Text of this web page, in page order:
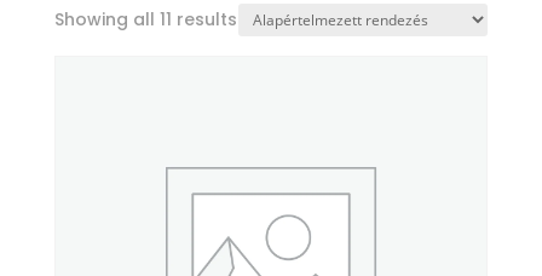
Showing all 11 results